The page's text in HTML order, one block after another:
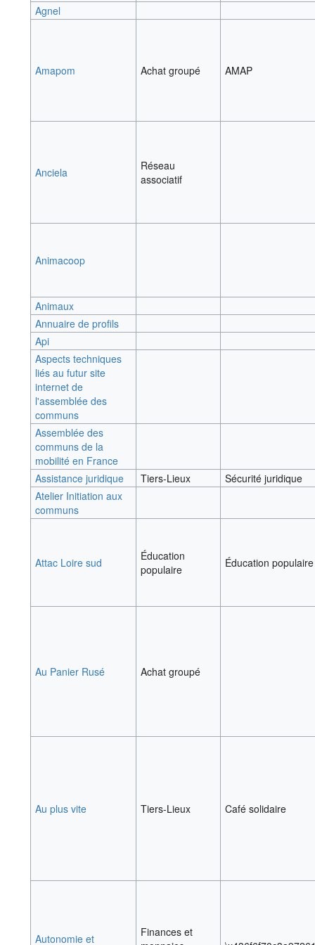
Agnel
Amapom Achat groupé AMAP
Anciela
Réseau
associatif
Animacoop
Animaux
Annuaire de profils
Api
Aspects techniques
liés au futur site
internet de
l'assemblée des
communs
Assemblée des
communs de la
mobilité en France
Assistance juridique
Tiers-Lieux
Sécurité juridique
Atelier Initiation aux
communs
Attac Loire sud
Éducation
populaire
Éducation
Au Panier Rusé Achat groupé
Au plus vite Tiers-Lieux Café solidaire
Autonomie et
Finances et